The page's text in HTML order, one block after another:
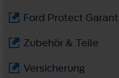
Ford Protect
Zubehör & Teile
Versicherung